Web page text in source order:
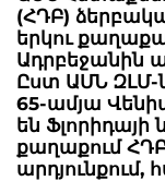
(ՀԴԲ)
երկու
Ադրբեջանին
Ըստ ԱՄՆ ԶԼՄ-
65-ամյա
են
քաղաքում
արդյունքում,